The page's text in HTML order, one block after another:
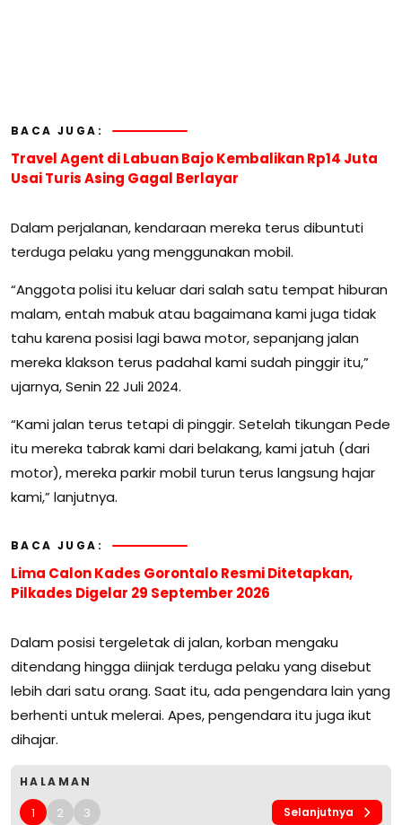
BACA JUGA:
Travel Agent di Labuan Bajo Kembalikan Rp14 Juta
Usai Turis Asing Gagal Berlayar
Dalam perjalanan, kendaraan mereka terus dibuntuti
terduga pelaku yang menggunakan mobil.
“Anggota polisi itu keluar dari salah satu tempat hiburan
malam, entah mabuk atau bagaimana kami juga tidak
tahu karena posisi lagi bawa motor, sepanjang jalan
mereka klakson terus padahal kami sudah pinggir itu,”
ujarnya, Senin 22 Juli 2024.
“Kami jalan terus tetapi di pinggir. Setelah tikungan Pede
itu mereka tabrak kami dari belakang, kami jatuh (dari
motor), mereka parkir mobil turun terus langsung hajar
kami,” lanjutnya.
BACA JUGA:
Lima Calon Kades Gorontalo Resmi Ditetapkan,
Pilkades Digelar 29 September 2026
Dalam posisi tergeletak di jalan, korban mengaku
ditendang hingga diinjak terduga pelaku yang disebut
lebih dari satu orang. Saat itu, ada pengendara lain yang
berhenti untuk melerai. Apes, pengendara itu juga ikut
dihajar.
HALAMAN
1 2 3 Selanjutnya